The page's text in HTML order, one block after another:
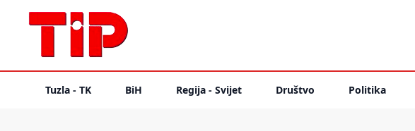
Tuzla - TK BiH Regija - Svijet Društvo Politika